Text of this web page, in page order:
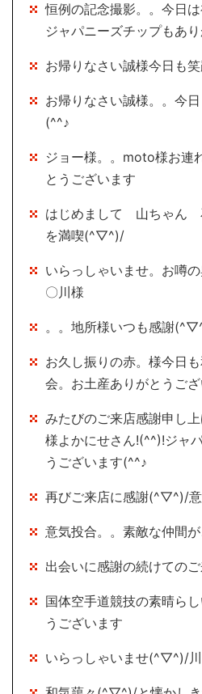
恒例の記念撮影。。今日
ジャパニーズチップもあ
お帰りなさい誠様今日も
お帰りなさい誠様。。今
(^^♪
ジョー様。。moto様お連
とうございます
はじめまして 山ちゃん
を満喫(^▽^)/
いらっしゃいませ。お噂
〇川様
。。地所様いつも感謝
お久し振りの赤。様今日
会。お土産ありがとうご
みたびのご来店感謝申し
様よかにせさん!(^^)!ジャ
うございます(^^♪
再びご来店に感謝(^▽^)/
意気投合。。素敵な仲間
出会いに感謝の続けての
国体空手道競技の素晴ら
うございます
いらっしゃいませ(^▽^)/